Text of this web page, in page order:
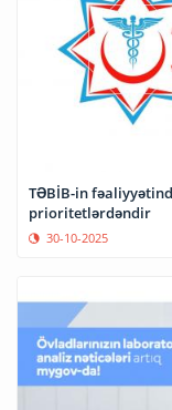
TƏBİB-in
prioritetlərdəndir
30-10-2025